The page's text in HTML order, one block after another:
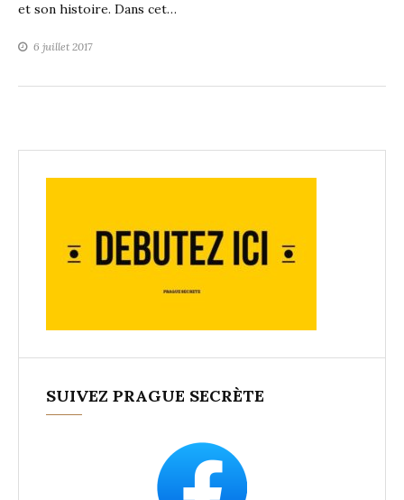
et son histoire. Dans cet…
6 juillet 2017
SUIVEZ PRAGUE SECRÈTE